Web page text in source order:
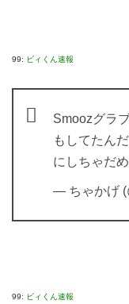
99: ビィくん速報
Smoozグラ
もしてたん
にしちゃだ
— ちゃかげ
99: ビィくん速報